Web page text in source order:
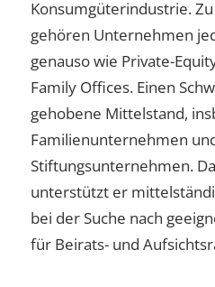
Konsumgüterindustrie.
gehören Unternehmen
genauso wie Private-
Family Offices. Einen
gehobene Mittelstand,
Familienunternehmen
Stiftungsunternehmen.
unterstützt er
bei der Suche nach
für Beirats- und